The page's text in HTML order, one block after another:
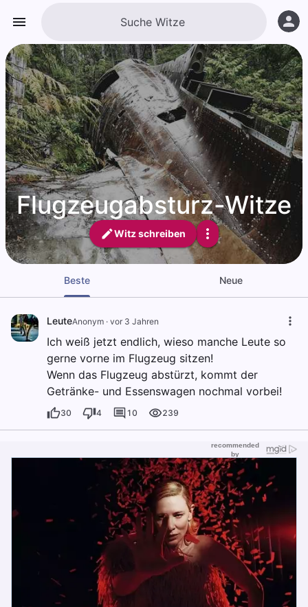
Flugzeugabsturz-Witze
Witz schreiben
Beste Neue
LeuteAnonym · vor 3 Jahren
Ich weiß jetzt endlich, wieso manche Leute so
gerne vorne im Flugzeug sitzen!
Wenn das Flugzeug abstürzt, kommt der
Getränke- und Essenswagen nochmal vorbei!
30 4 10 239